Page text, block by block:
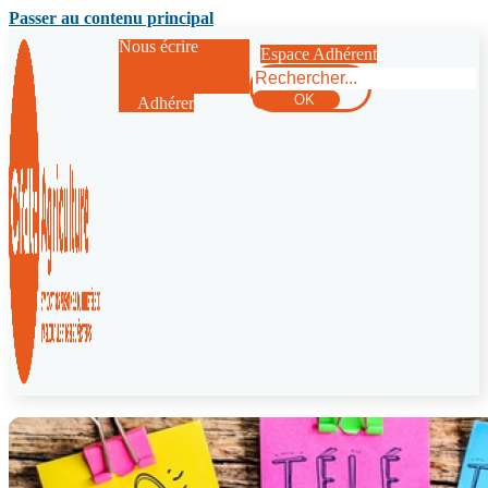
Passer au contenu principal
Nous écrire
Adhérer
Espace Adhérent
Rechercher
OK